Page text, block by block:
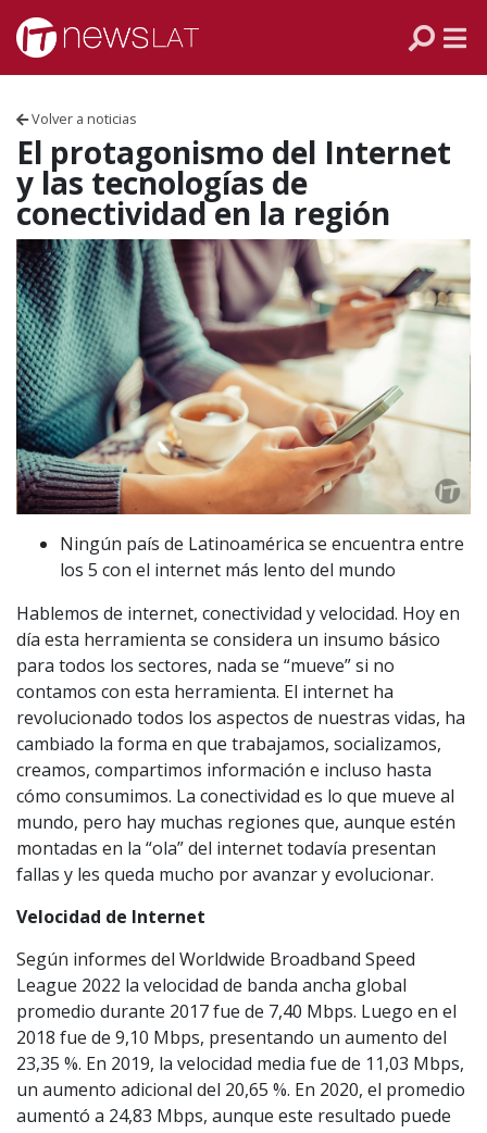
Skip to content
Volver a noticias
El protagonismo del Internet
y las tecnologías de
conectividad en la región
Ningún país de Latinoamérica se encuentra entre
los 5 con el internet más lento del mundo
Hablemos de internet, conectividad y velocidad. Hoy en
día esta herramienta se considera un insumo básico
para todos los sectores, nada se “mueve” si no
contamos con esta herramienta. El internet ha
revolucionado todos los aspectos de nuestras vidas, ha
cambiado la forma en que trabajamos, socializamos,
creamos, compartimos información e incluso hasta
cómo consumimos. La conectividad es lo que mueve al
mundo, pero hay muchas regiones que, aunque estén
montadas en la “ola” del internet todavía presentan
fallas y les queda mucho por avanzar y evolucionar.
Velocidad de Internet
Según informes del Worldwide Broadband Speed
League 2022 la velocidad de banda ancha global
promedio durante 2017 fue de 7,40 Mbps. Luego en el
2018 fue de 9,10 Mbps, presentando un aumento del
23,35 %. En 2019, la velocidad media fue de 11,03 Mbps,
un aumento adicional del 20,65 %. En 2020, el promedio
aumentó a 24,83 Mbps, aunque este resultado puede
VENEZUELA
ECUADOR
PERÚ
CHILE
ARGENTINA
MÉXICO